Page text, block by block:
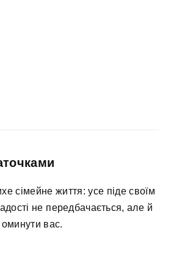
сімейне життя: усе піде своїм
не передбачається, але й
вас.